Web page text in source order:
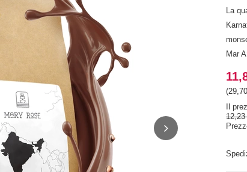
La
Mar
Il
12,23